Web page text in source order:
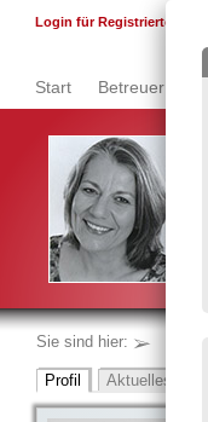
Start Betreuer finden
Login für Registrierte
Sie sind hier: